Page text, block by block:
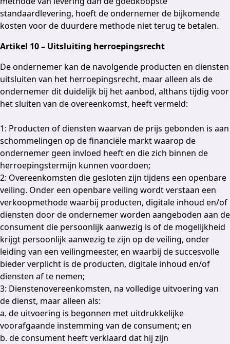
standaardlevering, hoeft de ondernemer de bijkomende
kosten voor de duurdere methode niet terug te betalen.
Artikel 10 – Uitsluiting herroepingsrecht
De ondernemer kan de navolgende producten en diensten
uitsluiten van het herroepingsrecht, maar alleen als de
ondernemer dit duidelijk bij het aanbod, althans tijdig voor
het sluiten van de overeenkomst, heeft vermeld:
1: Producten of diensten waarvan de prijs gebonden is aan
schommelingen op de financiële markt waarop de
ondernemer geen invloed heeft en die zich binnen de
herroepingstermijn kunnen voordoen;
2: Overeenkomsten die gesloten zijn tijdens een openbare
veiling. Onder een openbare veiling wordt verstaan een
verkoopmethode waarbij producten, digitale inhoud en/of
diensten door de ondernemer worden aangeboden aan de
consument die persoonlijk aanwezig is of de mogelijkheid
krijgt persoonlijk aanwezig te zijn op de veiling, onder
leiding van een veilingmeester, en waarbij de succesvolle
bieder verplicht is de producten, digitale inhoud en/of
diensten af te nemen;
3: Dienstenovereenkomsten, na volledige uitvoering van
de dienst, maar alleen als:
a. de uitvoering is begonnen met uitdrukkelijke
voorafgaande instemming van de consument; en
b. de consument heeft verklaard dat hij zijn